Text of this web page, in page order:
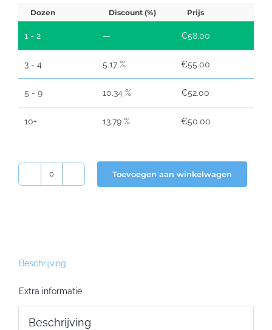
Dozen Discount (%) Prijs
1 - 2 — €58.00
3 - 4 5.17 % €55.00
5 - 9 10.34 % €52.00
10+ 13.79 % €50.00
Toevoegen aan winkelwagen
Beschrijving
Extra informatie
Beschrijving